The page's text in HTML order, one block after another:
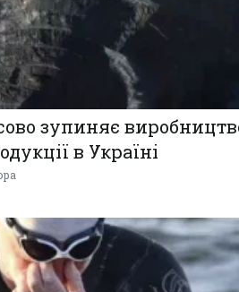
зупиняє
в Україні